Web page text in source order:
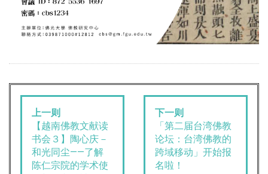
上一则
【越南佛教文献读
书会３】陶心庆－
和光同尘——了解
陈仁宗院的学术使
下一则
「第二届台湾佛教
论坛：台湾佛教的
跨域移动」开始报
名啦！